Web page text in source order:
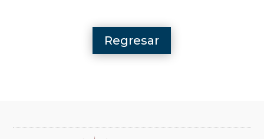
Regresar